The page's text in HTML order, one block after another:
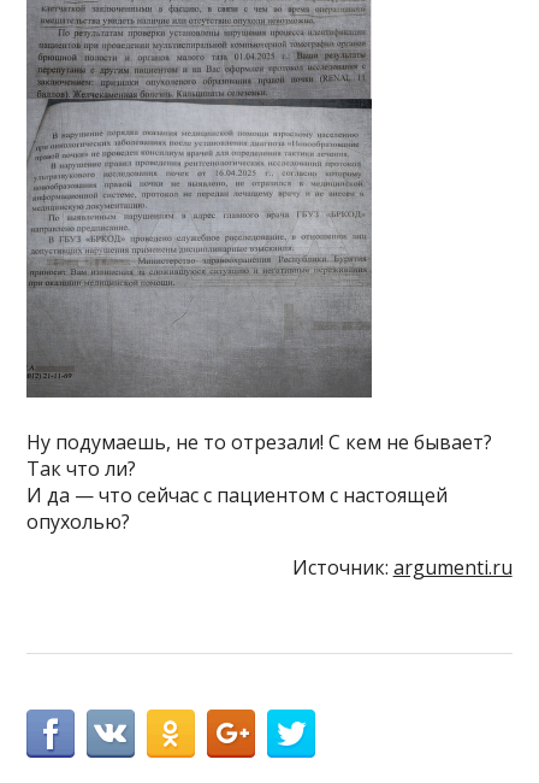
Ну подумаешь, не то отрезали! С кем не бывает?
Так что ли?
И да — что сейчас с пациентом с настоящей
опухолью?
Источник: argumenti.ru